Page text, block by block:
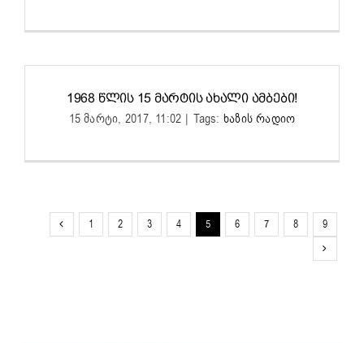
1968 ᲬᲚᲘᲡ 15 ᲛᲐᲠᲢᲘᲡ ᲐᲮᲐᲚᲘ ᲐᲛᲑᲔᲑᲘ!
15 მარტი, 2017, 11:02 | Tags: ხაზის რადიო
1 2 3 4 5 6 7 8 9